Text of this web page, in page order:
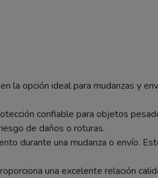
la opción ideal para mudanzas y
confiable para objetos
de daños o roturas.
durante una mudanza o envío.
una excelente relación